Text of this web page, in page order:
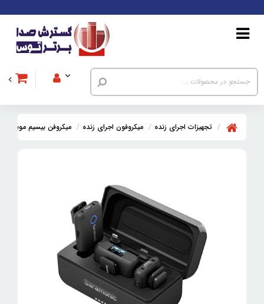
تجهیزات اجرای زنده میکروفون اجرای زنده میکروفن بیسیم موبایل